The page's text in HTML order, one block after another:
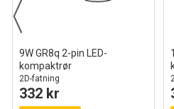
9W GR8q 2-pin LED-
kompaktrør
2D-fatning
332 kr